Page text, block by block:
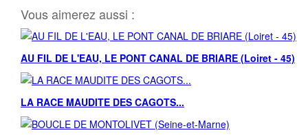
Vous aimerez aussi :
AU FIL DE L'EAU, LE PONT CANAL DE BRIARE (Loiret - 45)
LA RACE MAUDITE DES CAGOTS...